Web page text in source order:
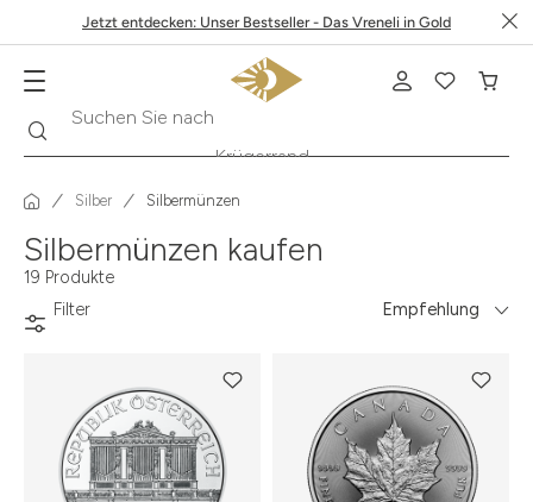
Jetzt entdecken: Unser Bestseller - Das Vreneli in Gold
Suchen Sie nach
Silber Silbermünzen
Silbermünzen kaufen
19 Produkte
Filter
Empfehlung